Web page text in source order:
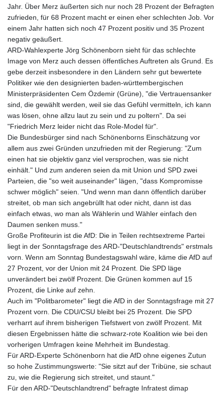
Jahr. Über Merz äußerten sich nur noch 28 Prozent der Befragten
zufrieden, für 68 Prozent macht er einen eher schlechten Job. Vor
einem Jahr hatten sich noch 47 Prozent positiv und 35 Prozent
negativ geäußert.
ARD-Wahlexperte Jörg Schönenborn sieht für das schlechte
Image von Merz auch dessen öffentliches Auftreten als Grund. Es
gebe derzeit insbesondere in den Ländern sehr gut bewertete
Politiker wie den designierten baden-württembergischen
Ministerpräsidenten Cem Özdemir (Grüne), "die Vertrauensanker
sind, die gewählt werden, weil sie das Gefühl vermitteln, ich kann
was lösen, ohne allzu laut zu sein und zu poltern". Da sei
"Friedrich Merz leider nicht das Role-Model für".
Die Bundesbürger sind nach Schönenborns Einschätzung vor
allem aus zwei Gründen unzufrieden mit der Regierung: "Zum
einen hat sie objektiv ganz viel versprochen, was sie nicht
einhält." Und zum anderen seien da mit Union und SPD zwei
Parteien, die "so weit auseinander" lägen, "dass Kompromisse
schwer möglich" seien. "Und wenn man dann öffentlich darüber
streitet, ob man sich angebrüllt hat oder nicht, dann ist das
einfach etwas, wo man als Wählerin und Wähler einfach den
Daumen senken muss."
Große Profiteurin ist die AfD: Die in Teilen rechtsextreme Partei
liegt in der Sonntagsfrage des ARD-"Deutschlandtrends" erstmals
vorn. Wenn am Sonntag Bundestagswahl wäre, käme die AfD auf
27 Prozent, vor der Union mit 24 Prozent. Die SPD läge
unverändert bei zwölf Prozent. Die Grünen kommen auf 15
Prozent, die Linke auf zehn.
Auch im "Politbarometer" liegt die AfD in der Sonntagsfrage mit 27
Prozent vorn. Die CDU/CSU bleibt bei 25 Prozent. Die SPD
verharrt auf ihrem bisherigen Tiefstwert von zwölf Prozent. Mit
diesen Ergebnissen hätte die schwarz-rote Koalition wie bei den
vorherigen Umfragen keine Mehrheit im Bundestag.
Für ARD-Experte Schönenborn hat die AfD ohne eigenes Zutun
so hohe Zustimmungswerte: "Sie sitzt auf der Tribüne, sie schaut
zu, wie die Regierung sich streitet, und staunt."
Für den ARD-"Deutschlandtrend" befragte Infratest dimap